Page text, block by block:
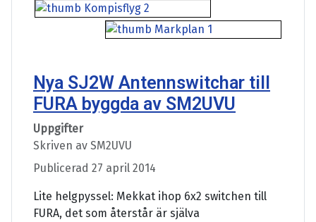
Nya SJ2W Antennswitchar till
FURA byggda av SM2UVU
Uppgifter
Skriven av SM2UVU
Publicerad 27 april 2014
Lite helgpyssel: Mekkat ihop 6x2 switchen till
FURA, det som återstår är själva